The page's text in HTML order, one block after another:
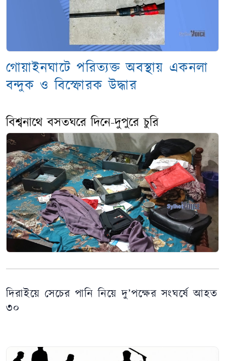
গোয়াইনঘাটে পরিত্যক্ত অবস্থায় একনলা
বন্দুক ও বিস্ফোরক উদ্ধার
বিশ্বনাথে বসতঘরে দিনে-দুপুরে চুরি
দিরাইয়ে সেচের পানি নিয়ে দু’পক্ষের সংঘর্ষে আহত
৩০